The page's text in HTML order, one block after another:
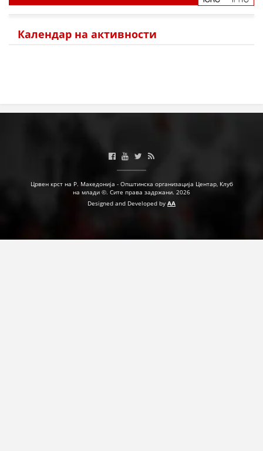
Календар на активности
Црвен крст на Р. Македонија - Општинска организација Центар, Клуб
на млади ©. Сите права задржани. 2026
Designed and Developed by AA